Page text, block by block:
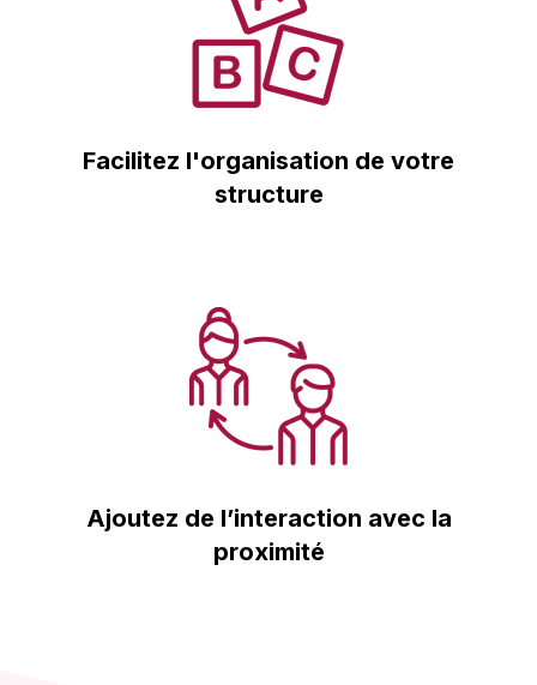
Facilitez l'organisation de votre
structure
Ajoutez de l’interaction avec la
proximité